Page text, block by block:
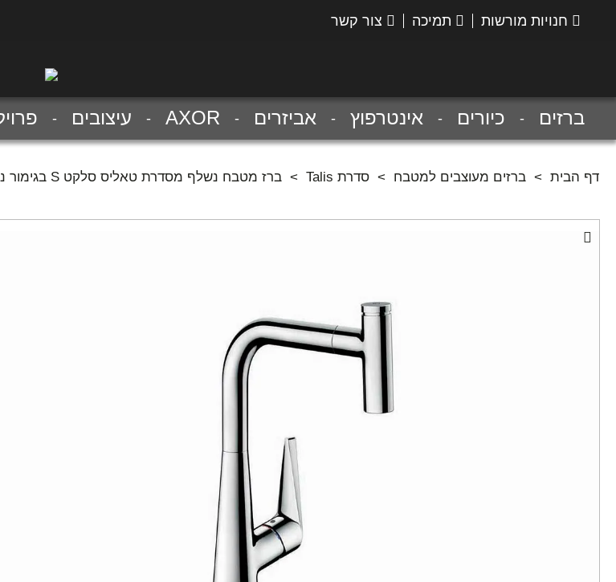
חנויות מורשות תמיכה צור קשר
ברזים כיורים אינטרפוץ אביזרים AXOR עיצובים
דף הבית > ברזים מעוצבים למטבח > סדרת Talis > ברז מטבח נשלף מסדרת טאליס סלקט S בגימור נירוסטה